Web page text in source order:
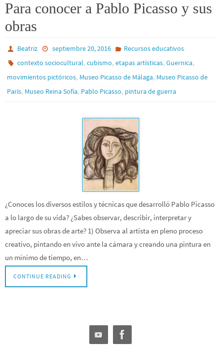
Para conocer a Pablo Picasso y sus
obras
Beatriz septiembre 20, 2016
Recursos educativos
contexto sociocultural,cubismo,etapas artísticas,Guernica,
movimientos pictóricos, Museo Picasso de Málaga, Museo Picasso de
París, Museo Reina Sofía, Pablo Picasso, pintura de guerra
¿Conoces los diversos estilos y técnicas que desarrolló Pablo Picasso
a lo largo de su vida? ¿Sabes observar, describir, interpretar y
apreciar sus obras de arte? 1) Observa al artista en pleno proceso
creativo, pintando en vivo ante la cámara y creando una pintura en
un mínimo de tiempo, en…
CONTINUE READING